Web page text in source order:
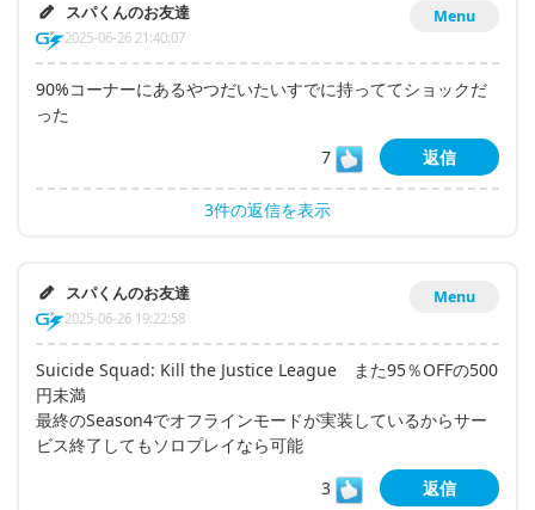
Menu
スパくんのお友達
2025-06-26 21:40:07
90%コーナーにあるやつだいたいすでに持っててショックだ
った
7
返信
3件の返信を表示
Menu
スパくんのお友達
2025-06-26 19:22:58
Suicide Squad: Kill the Justice League また95％OFFの500
円未満
最終のSeason4でオフラインモードが実装しているからサー
ビス終了してもソロプレイなら可能
3
返信